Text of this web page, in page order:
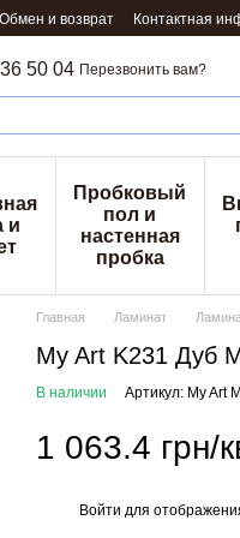
Обмен и возврат Контактная
50 04 Перезвонить вам?
и
Пробковый
пол и
настенная
пробка
Главная Ламинат
My Art K231 Дуб
В наличии Артикул: My Art
1 063.4 грн/
Войти для